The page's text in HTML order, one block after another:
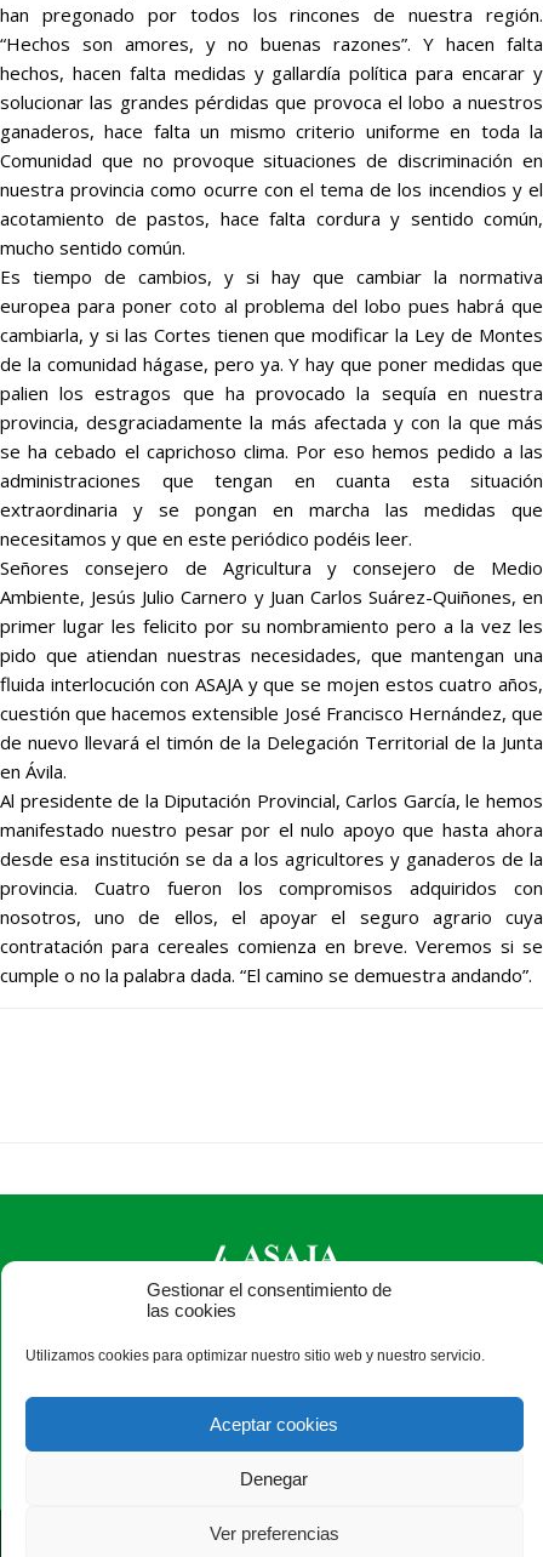
Gestionar el consentimiento de
las cookies
Utilizamos cookies para optimizar nuestro sitio web y nuestro servicio.
Aceptar cookies
Denegar
Ver preferencias
han pregonado por todos los rincones de nuestra región.
“Hechos son amores, y no buenas razones”. Y hacen falta
hechos, hacen falta medidas y gallardía política para encarar y
solucionar las grandes pérdidas que provoca el lobo a nuestros
ganaderos, hace falta un mismo criterio uniforme en toda la
Comunidad que no provoque situaciones de discriminación en
nuestra provincia como ocurre con el tema de los incendios y el
acotamiento de pastos, hace falta cordura y sentido común,
mucho sentido común.
Es tiempo de cambios, y si hay que cambiar la normativa
europea para poner coto al problema del lobo pues habrá que
cambiarla, y si las Cortes tienen que modificar la Ley de Montes
de la comunidad hágase, pero ya. Y hay que poner medidas que
palien los estragos que ha provocado la sequía en nuestra
provincia, desgraciadamente la más afectada y con la que más
se ha cebado el caprichoso clima. Por eso hemos pedido a las
administraciones que tengan en cuanta esta situación
extraordinaria y se pongan en marcha las medidas que
necesitamos y que en este periódico podéis leer.
Señores consejero de Agricultura y consejero de Medio
Ambiente, Jesús Julio Carnero y Juan Carlos Suárez-Quiñones, en
primer lugar les felicito por su nombramiento pero a la vez les
pido que atiendan nuestras necesidades, que mantengan una
fluida interlocución con ASAJA y que se mojen estos cuatro años,
cuestión que hacemos extensible José Francisco Hernández, que
de nuevo llevará el timón de la Delegación Territorial de la Junta
en Ávila.
Al presidente de la Diputación Provincial, Carlos García, le hemos
manifestado nuestro pesar por el nulo apoyo que hasta ahora
desde esa institución se da a los agricultores y ganaderos de la
provincia. Cuatro fueron los compromisos adquiridos con
nosotros, uno de ellos, el apoyar el seguro agrario cuya
contratación para cereales comienza en breve. Veremos si se
cumple o no la palabra dada. “El camino se demuestra andando”.
ASAJA Ávila - Jóvenes Agricultores
+34 920 100 857 ·asaja@asajaavila.com
© Aviso Legal | Xolido